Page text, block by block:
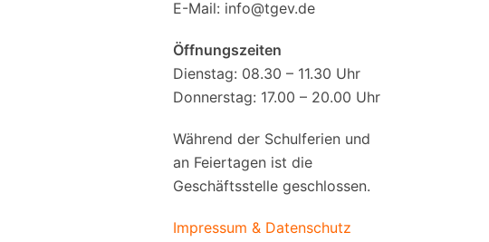
E-Mail: info@tgev.de
Öffnungszeiten
Dienstag: 08.30 – 11.30 Uhr
Donnerstag: 17.00 – 20.00 Uhr
Während der Schulferien und
an Feiertagen ist die
Geschäftsstelle geschlossen.
Impressum & Datenschutz